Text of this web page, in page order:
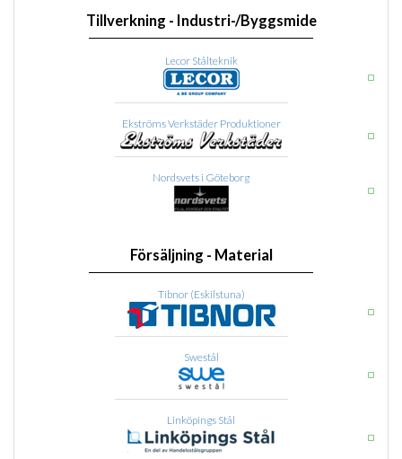
Tillverkning - Industri-/Byggsmide
Lecor Stålteknik
Ekströms Verkstäder Produktioner
Nordsvets i Göteborg
Försäljning - Material
Tibnor (Eskilstuna)
Swestål
Linköpings Stål